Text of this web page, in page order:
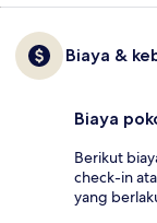
Biaya &
Biaya
Berikut
check-in
yang